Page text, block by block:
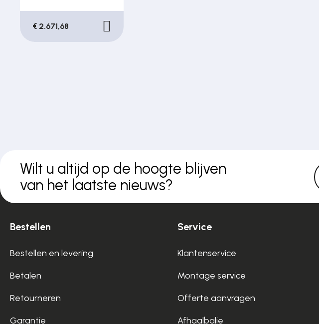
€ 2.671,68
Wilt u altijd op de hoogte blijven
van het laatste nieuws?
Bestellen
Bestellen en levering
Betalen
Retourneren
Garantie
Service
Klantenservice
Montage service
Offerte aanvragen
Afhaalbalie